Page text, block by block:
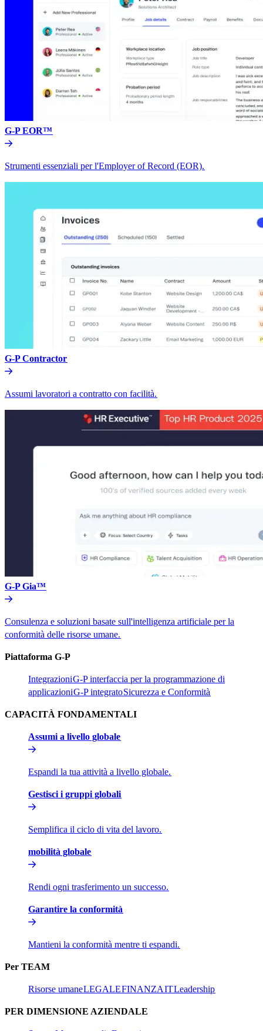
G-P EOR™​​
Strumenti essenziali per l'Employer of Record (EOR).​​
G-P Contractor​​
Assumi lavoratori a contratto con facilità.​​
G-P Gia™​​
Consulenza e soluzioni basate sull'intelligenza artificiale per la
conformità delle risorse umane.​​
Piattaforma G-P​​
Integrazioni​​G-P interfaccia per la programmazione di
applicazioni​​G-P integrato​​Sicurezza e Conformità​​
CAPACITÀ FONDAMENTALI​​
Assumi a livello globale​​
Espandi la tua attività a livello globale.​​
Gestisci i gruppi globali​​
Semplifica il ciclo di vita del lavoro.​​
mobilità globale​​
Rendi ogni trasferimento un successo.​​
Garantire la conformità​​
Mantieni la conformità mentre ti espandi.​​
Per TEAM​​
Risorse umane​​LEGALE​​FINANZA​​IT​​Leadership​​
PER DIMENSIONE AZIENDALE​​